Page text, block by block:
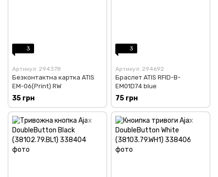
3
Артикул: 294378
Безконтактна картка ATIS
EM-06(Print) RW
35 грн
3
Артикул: 294692
Браслет ATIS RFID-B-
EM01D74 blue
75 грн